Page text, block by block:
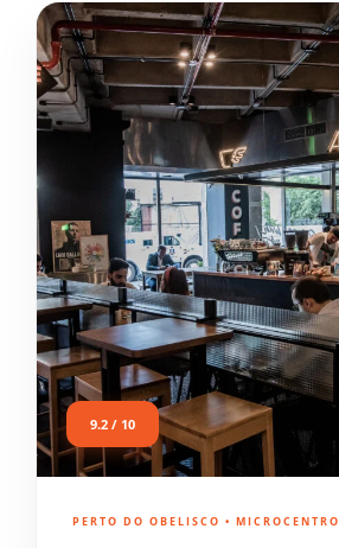
9.2 / 10
PERTO DO OBELISCO • MICROCENTRO